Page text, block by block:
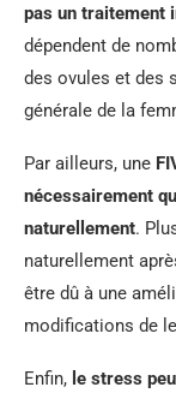
pas un traitement
dépendent de
des ovules et des
générale de la
Par ailleurs, une
nécessairement
naturellement.
naturellement
être dû à une
modifications de
Enfin, le stress